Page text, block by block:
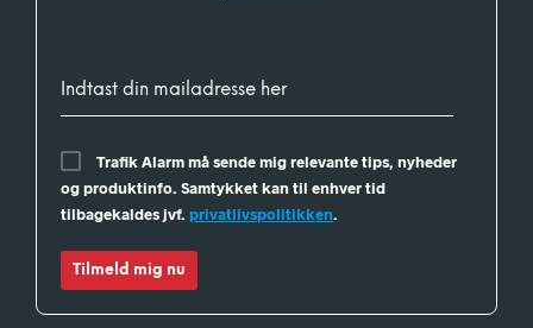
Indtast din mailadresse her
Trafik Alarm må sende mig relevante tips, nyheder
og produktinfo. Samtykket kan til enhver tid
tilbagekaldes jvf. privatlivspolitikken.
Tilmeld mig nu